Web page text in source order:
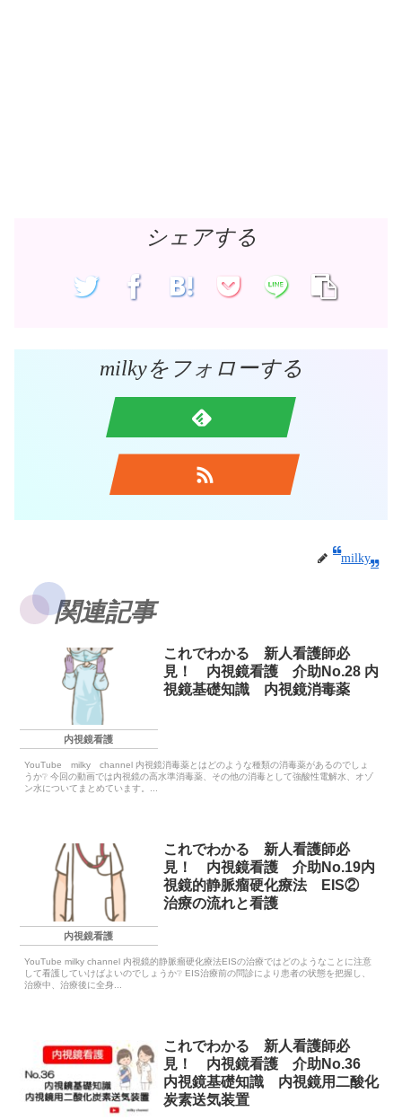
シェアする
milkyをフォローする
milky
関連記事
内視鏡看護
これでわかる 新人看護師必
見！ 内視鏡看護 介助No.28 内
視鏡基礎知識 内視鏡消毒薬
YouTube milky channel 内視鏡消毒薬とはどのような種類の消毒薬があるのでしょ
うか❔ 今回の動画では内視鏡の高水準消毒薬、その他の消毒として強酸性電解水、オゾ
ン水についてまとめています。...
内視鏡看護
これでわかる 新人看護師必
見！ 内視鏡看護 介助No.19内
視鏡的静脈瘤硬化療法 EIS②
治療の流れと看護
YouTube milky channel 内視鏡的静脈瘤硬化療法EISの治療ではどのようなことに注意
して看護していけばよいのでしょうか❔ EIS治療前の問診により患者の状態を把握し、
治療中、治療後に全身...
これでわかる 新人看護師必
見！ 内視鏡看護 介助No.36
内視鏡基礎知識 内視鏡用二酸化
炭素送気装置